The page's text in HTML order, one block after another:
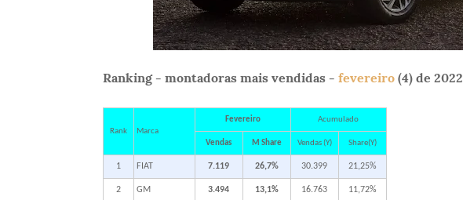
Ranking - montadoras mais vendidas - fevereiro(4) de 2022
Rank Marca
Fevereiro Acumulado
Vendas M Share Vendas (Y) Share(Y)
1 FIAT 7.119 26,7% 30.399 21,25%
2 GM 3.494 13,1% 16.763 11,72%